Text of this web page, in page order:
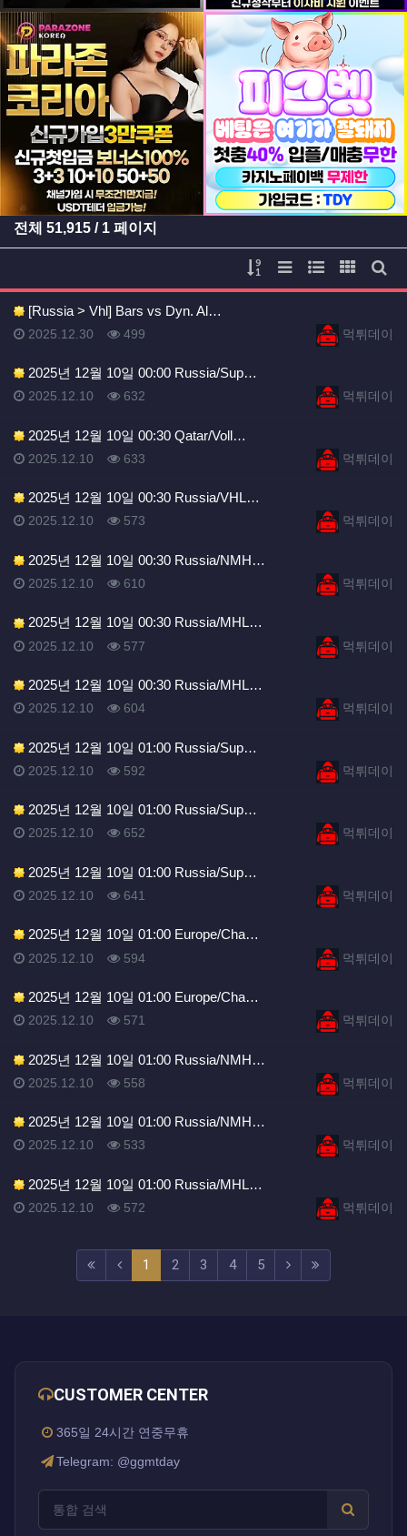
등록일 등록일
등록일 등록일
전체 51,915 / 1 페이지
게시물 정렬
리스트 스타일
웹진 스타일
갤러리
게
[Russia > Vhl] Bars vs Dyn. Al…
등록자먹튀데이
등록일
2025.12.30 조회
499
2025년 12월 10일 00:00 Russia/Sup…
등록자먹튀데이
등록일
2025.12.10 조회
632
2025년 12월 10일 00:30 Qatar/Voll…
등록자먹튀데이
등록일
2025.12.10 조회
633
2025년 12월 10일 00:30 Russia/VHL…
등록자먹튀데이
등록일
2025.12.10 조회
573
2025년 12월 10일 00:30 Russia/NMH…
등록자먹튀데이
등록일
2025.12.10 조회
610
2025년 12월 10일 00:30 Russia/MHL…
등록자먹튀데이
등록일
2025.12.10 조회
577
2025년 12월 10일 00:30 Russia/MHL…
등록자먹튀데이
등록일
2025.12.10 조회
604
2025년 12월 10일 01:00 Russia/Sup…
등록자먹튀데이
등록일
2025.12.10 조회
592
2025년 12월 10일 01:00 Russia/Sup…
등록자먹튀데이
등록일
2025.12.10 조회
652
2025년 12월 10일 01:00 Russia/Sup…
등록자먹튀데이
등록일
2025.12.10 조회
641
2025년 12월 10일 01:00 Europe/Cha…
등록자먹튀데이
등록일
2025.12.10 조회
594
2025년 12월 10일 01:00 Europe/Cha…
등록자먹튀데이
등록일
2025.12.10 조회
571
2025년 12월 10일 01:00 Russia/NMH…
등록자먹튀데이
등록일
2025.12.10 조회
558
2025년 12월 10일 01:00 Russia/NMH…
등록자먹튀데이
등록일
2025.12.10 조회
533
2025년 12월 10일 01:00 Russia/MHL…
등록자먹튀데이
등록일
2025.12.10 조회
572
1 (current)
2 3 4 5 (next)
CUSTOMER CENTER
365일 24시간 연중무휴
Telegram: @ggmtday